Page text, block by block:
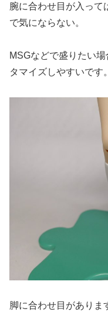
腕に合わせ目が入って
で気にならない。
MSGなどで盛りたい
タマイズしやすいです。
脚に合わせ目がありま